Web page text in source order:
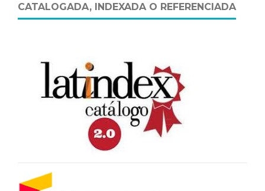
CATALOGADA, INDEXADA O REFERENCIADA